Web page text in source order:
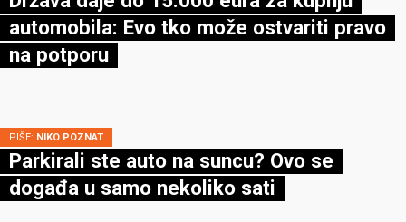
automobila: Evo tko može ostvariti pravo
na potporu
PIŠE: NIKO POZNAT
Parkirali ste auto na suncu? Ovo se
događa u samo nekoliko sati